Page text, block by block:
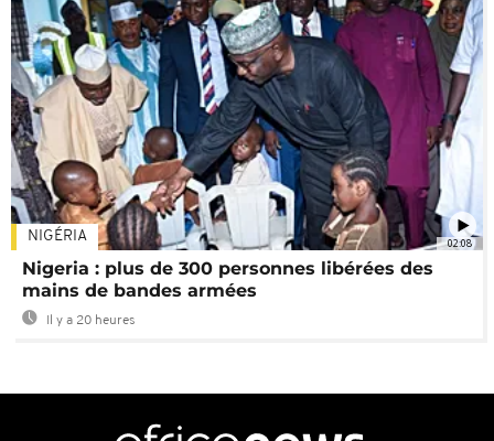
02:08
NIGÉRIA
Nigeria : plus de 300 personnes libérées des
mains de bandes armées
Il y a 20 heures